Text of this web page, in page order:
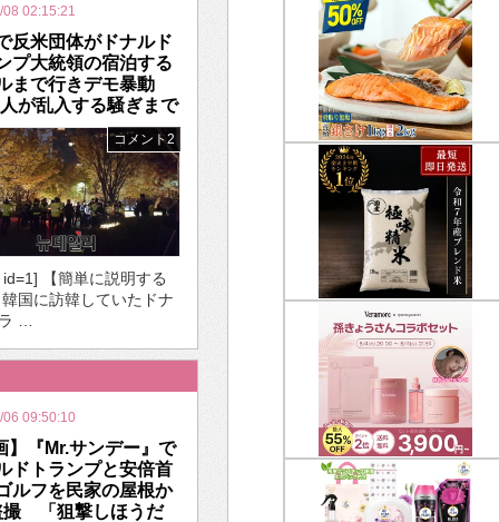
08 02:15:21
反米団体がドナルド
プ大統領の宿泊する
まで行きデモ暴動
が乱入する騒ぎまで
コメント2
【簡単に説明する
国に訪韓していたドナ
…
06 09:50:10
】『Mr.サンデー』で
ドトランプと安倍首
ルフを民家の屋根か
撮 「狙撃しほうだ